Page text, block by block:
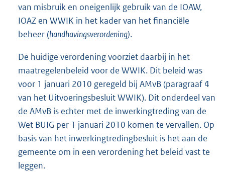
van misbruik en oneigenlijk gebruik van de IOAW,
IOAZ en WWIK in het kader van het financiële
beheer (handhavingsverordening).
De huidige verordening voorziet daarbij in het
maatregelenbeleid voor de WWIK. Dit beleid was
voor 1 januari 2010 geregeld bij AMvB (paragraaf 4
van het Uitvoeringsbesluit WWIK). Dit onderdeel van
de AMvB is echter met de inwerkingtreding van de
Wet BUIG per 1 januari 2010 komen te vervallen. Op
basis van het inwerkingtredingbesluit is het aan de
gemeente om in een verordening het beleid vast te
leggen.